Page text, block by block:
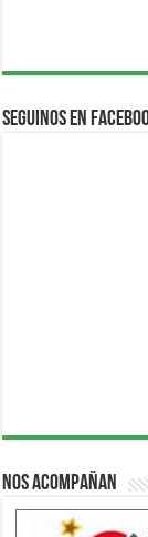
Seguinos en
Nos acompañan